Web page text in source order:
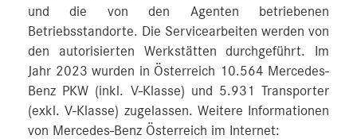
und die von den Agenten betriebenen
Betriebsstandorte. Die Servicearbeiten werden von
den autorisierten Werkstätten durchgeführt. Im
Jahr 2023 wurden in Österreich 10.564 Mercedes-
Benz PKW (inkl. V-Klasse) und 5.931 Transporter
(exkl. V-Klasse) zugelassen. Weitere Informationen
von Mercedes-Benz Österreich im Internet: